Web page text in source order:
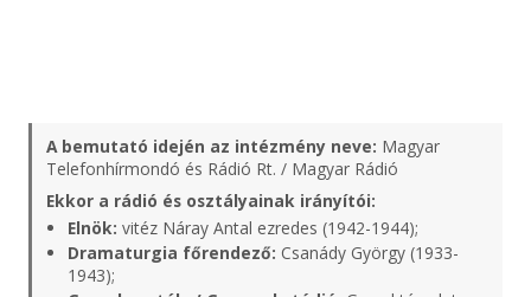
A bemutató idején az intézmény neve: Magyar
Telefonhírmondó és Rádió Rt. / Magyar Rádió
Ekkor a rádió és osztályainak irányítói:
Elnök: vitéz Náray Antal ezredes (1942-1944);
Dramaturgia főrendező: Csanády György (1933-
1943);